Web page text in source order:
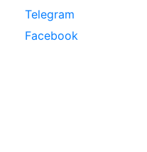
Telegram
Facebook